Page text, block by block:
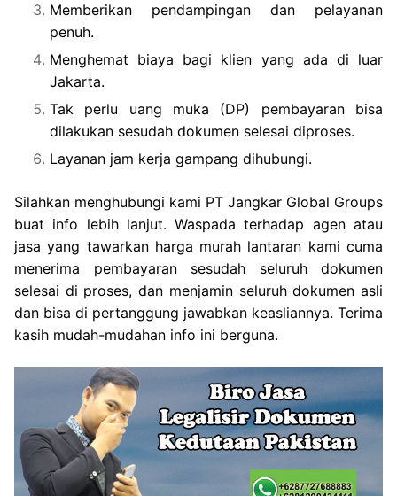
Memberikan pendampingan dan pelayanan
penuh.
Menghemat biaya bagi klien yang ada di luar
Jakarta.
Tak perlu uang muka (DP) pembayaran bisa
dilakukan sesudah dokumen selesai diproses.
Layanan jam kerja gampang dihubungi.
Silahkan menghubungi kami PT Jangkar Global Groups
buat info lebih lanjut. Waspada terhadap agen atau
jasa yang tawarkan harga murah lantaran kami cuma
menerima pembayaran sesudah seluruh dokumen
selesai di proses, dan menjamin seluruh dokumen asli
dan bisa di pertanggung jawabkan keasliannya. Terima
kasih mudah-mudahan info ini berguna.